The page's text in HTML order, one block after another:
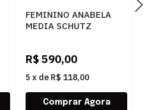
FEMININO ANABELA
MEDIA SCHUTZ
R$ 590,00
5 x de R$ 118,00